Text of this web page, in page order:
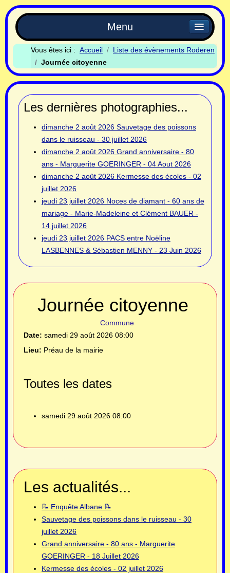
Menu
Vous êtes ici : Accueil
Liste des évènements Roderen
Journée citoyenne
Les dernières photographies...
dimanche 2 août 2026 Sauvetage des poissons
dans le ruisseau - 30 juillet 2026
dimanche 2 août 2026 Grand anniversaire - 80
ans - Marguerite GOERINGER - 04 Aout 2026
dimanche 2 août 2026 Kermesse des écoles - 02
juillet 2026
jeudi 23 juillet 2026 Noces de diamant - 60 ans de
mariage - Marie-Madeleine et Clément BAUER -
14 juillet 2026
jeudi 23 juillet 2026 PACS entre Noëline
LASBENNES & Sébastien MENNY - 23 Juin 2026
Journée citoyenne
Commune
Date: samedi 29 août 2026 08:00
Lieu: Préau de la mairie
Toutes les dates
samedi 29 août 2026 08:00
Les actualités...
📝 Enquête Albane 📝
Sauvetage des poissons dans le ruisseau - 30
juillet 2026
Grand anniversaire - 80 ans - Marguerite
GOERINGER - 18 Juillet 2026
Kermesse des écoles - 02 juillet 2026